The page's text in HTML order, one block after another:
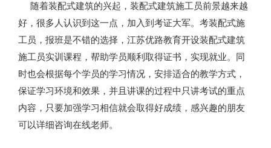
随着装配式建筑的兴起，装配式建筑施工员前景越来越
好，很多人认识到这一点，加入到考证大军。考装配式施
工员，报班是不错的选择，江苏优路教育开设装配式建筑
施工员实训课程，帮助学员顺利取得证书，实现就业。同
时也会根据每个学员的学习情况，安排适合的教学方式，
保证学习环境和效果，并且讲课的过程中只讲考试的重点
内容，只要加强学习相信就会取得好成绩，感兴趣的朋友
可以详细咨询在线老师。